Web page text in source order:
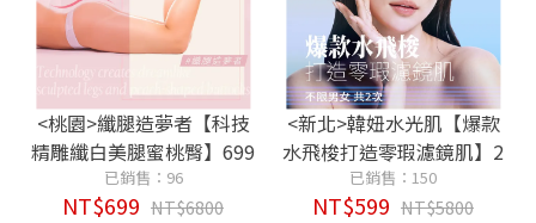
<桃園>纖腿造夢者【科技
精雕纖白美腿蜜桃臀】699
元
已銷售：96
NT$699 NT$6800
<新北>韓妞水光肌【爆款
水飛梭打造零瑕濾鏡肌】2
次599元
已銷售：150
NT$599 NT$5800